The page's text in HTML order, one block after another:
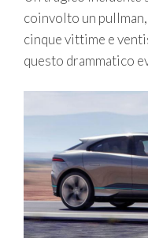
coinvolto un
cinque vittime e
questo drammatico